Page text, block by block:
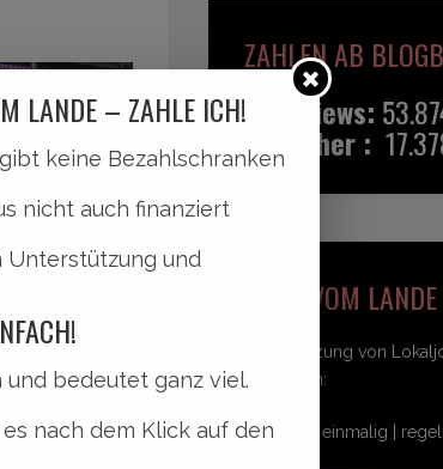
ZAHLEN AB
Pageviews:
Besucher :
HEIDI VOM
Unterstützung von
so einfach:
freiwillig | einmalig |
LANDE – ZAHLE ICH!
keine Bezahlschranken
nicht auch finanziert
Unterstützung und
bedeutet ganz viel.
nach dem Klick auf den